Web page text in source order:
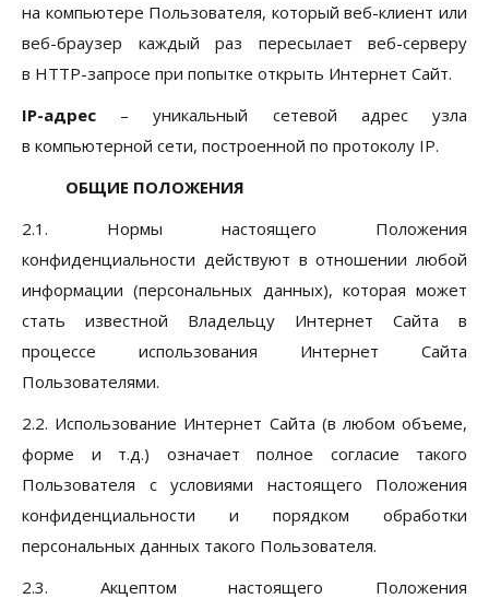
на компьютере Пользователя, который веб-клиент или
веб-браузер каждый раз пересылает веб-серверу
в HTTP-запросе при попытке открыть Интернет Сайт.
IP-адрес – уникальный сетевой адрес узла
в компьютерной сети, построенной по протоколу IP.
ОБЩИЕ ПОЛОЖЕНИЯ
2.1. Нормы настоящего Положения
конфиденциальности действуют в отношении любой
информации (персональных данных), которая может
стать известной Владельцу Интернет Сайта в
процессе использования Интернет Сайта
Пользователями.
2.2. Использование Интернет Сайта (в любом объеме,
форме и т.д.) означает полное согласие такого
Пользователя с условиями настоящего Положения
конфиденциальности и порядком обработки
персональных данных такого Пользователя.
2.3. Акцептом настоящего Положения